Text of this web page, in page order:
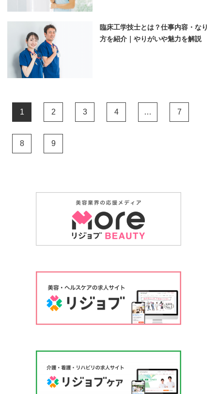
臨床工学技士とは？仕事内容・なり
方を紹介｜やりがいや魅力を解説
1 2 3 4 … 7
8 9